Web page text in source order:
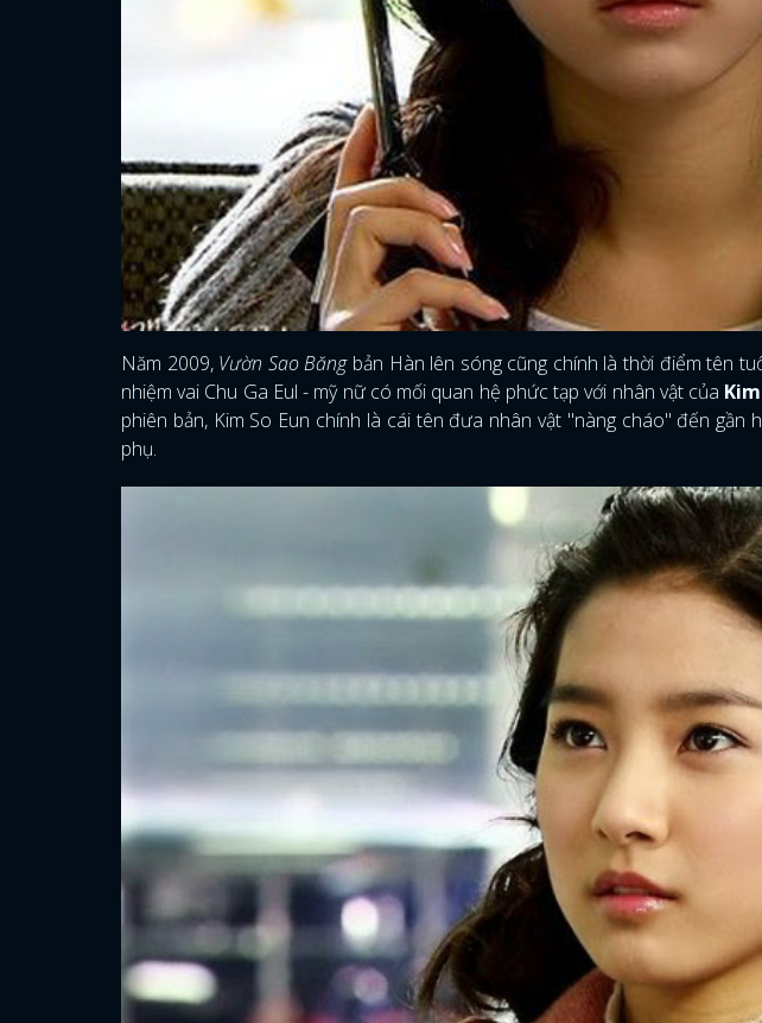
Năm 2009, Vườn Sao Băngbản Hàn lên sóng cũng chính là thời điểm tên
nhiệm vai Chu Ga Eul - mỹ nữ có mối quan hệ phức tạp với nhân vật của
phiên bản, Kim So Eun chính là cái tên đưa nhân vật "nàng cháo" đến gần
phụ.